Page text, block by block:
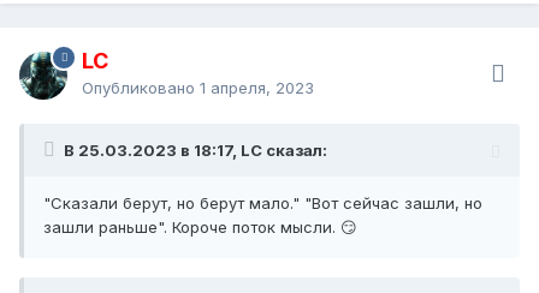
LC
Опубликовано 1 апреля, 2023
В 25.03.2023 в 18:17, LC сказал:
"Сказали берут, но берут мало." "Вот сейчас зашли, но
зашли раньше". Короче поток мысли. 😏